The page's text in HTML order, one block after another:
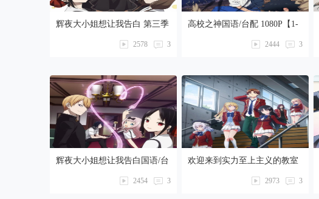
辉夜大小姐想让我告白 第三季
3
2578
高校之神国语/台配 1080P【1-
3
2444
辉夜大小姐想让我告白国语/台
3
2454
欢迎来到实力至上主义的教室
3
2973